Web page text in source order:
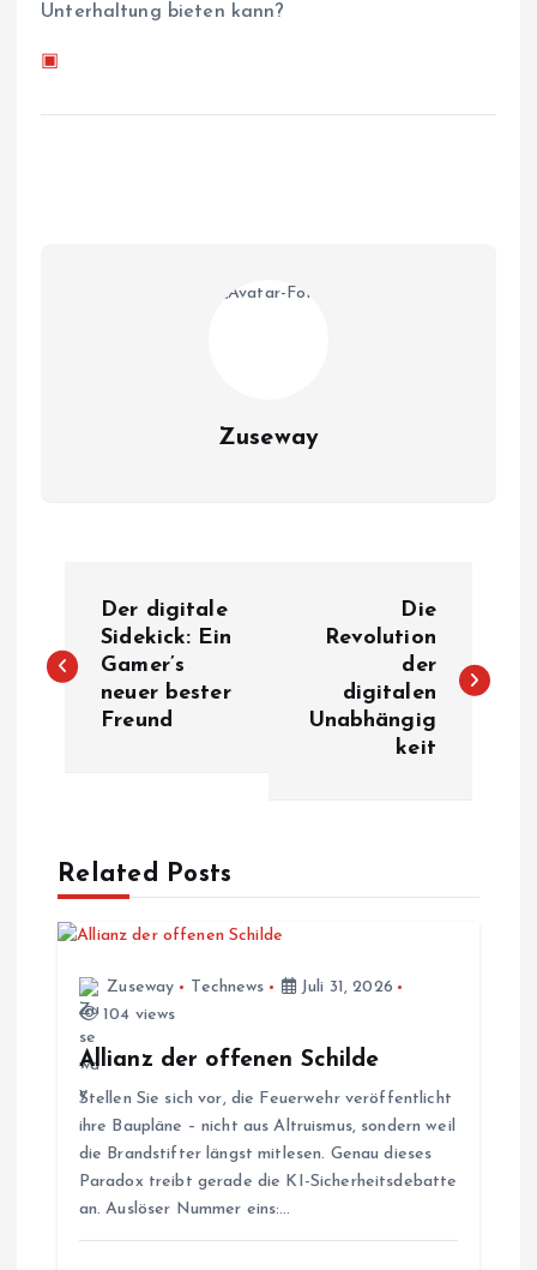
Unterhaltung bieten kann?
▣
Zuseway
e
a
g
Der digitale
Sidekick: Ein
Gamer’s
neuer bester
Freund
Die
Revolution
der
digitalen
Unabhängig
keit
Related Posts
Zuseway Technews
Juli 31, 2026
104 views
Allianz der offenen Schilde
Stellen Sie sich vor, die Feuerwehr veröffentlicht
ihre Baupläne – nicht aus Altruismus, sondern weil
die Brandstifter längst mitlesen. Genau dieses
Paradox treibt gerade die KI-Sicherheitsdebatte
an. Auslöser Nummer eins:…